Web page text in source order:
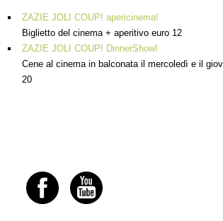
ZAZIE JOLI COUP! apericinema!
Biglietto del cinema + aperitivo euro 12
ZAZIE JOLI COUP! DinnerShow!
Cene al cinema in balconata il mercoledì e il
20